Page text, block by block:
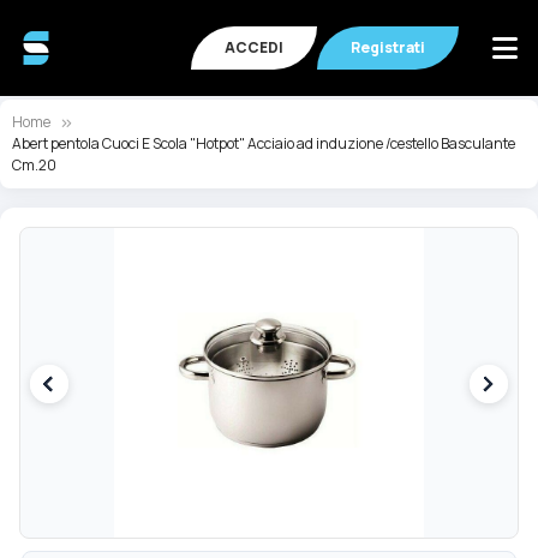
ACCEDI Registrati
Home
Abert pentola Cuoci E Scola "Hotpot" Acciaio ad induzione /cestello Basculante
Cm.20
Vai
immagini
Vai